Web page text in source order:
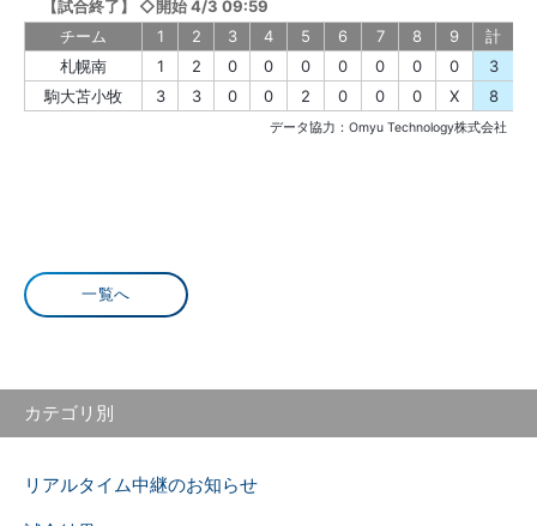
【試合終了】
◇開始 4/3 09:59
チーム
1 2 3 4 5 6 7 8 9
計
札幌南
1 2 0 0 0 0 0 0 0
3
駒大苫小牧
3 3 0 0 2 0 0 0 X 8
データ協力：Omyu Technology株式会社
一覧へ
カテゴリ別
リアルタイム中継のお知らせ